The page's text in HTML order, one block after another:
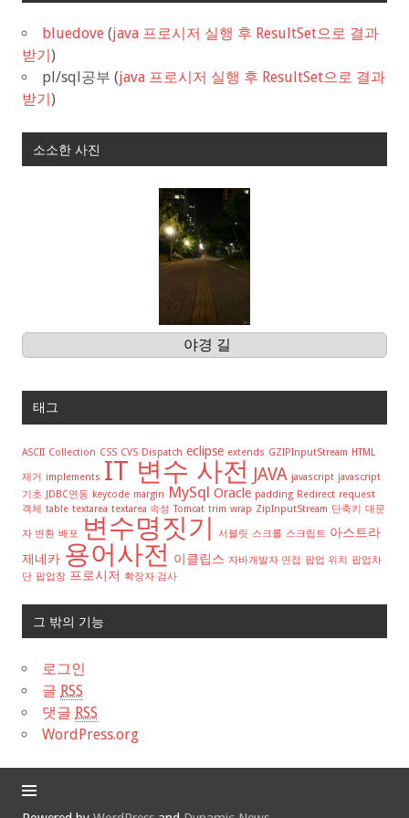
bluedove (java 프로시저 실행 후 ResultSet으로 결과
받기)
pl/sql공부 (java 프로시저 실행 후 ResultSet으로 결과
받기)
소소한 사진
야경 길
태그
ASCII Collection CSS CVS Dispatch eclipse extends GZIPInputStream HTML
제거 implements IT 변수 사전 JAVA javascript javascript
기초
JDBC연동 keycode margin MySql Oracle padding Redirect request
객체
table textarea textarea 속성 Tomcat trim wrap ZipInputStream 단축키 대문
자 변환 배포 변수명짓기 서블릿 스크롤 스크립트 아스트라
제네카 용어사전 이클립스 자바개발자 면접 팝업 위치
팝업차
단 팝업창 프로시저 확장자 검사
그 밖의 기능
로그인
글 RSS
댓글 RSS
WordPress.org